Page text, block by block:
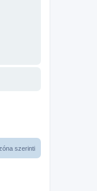
szerinti